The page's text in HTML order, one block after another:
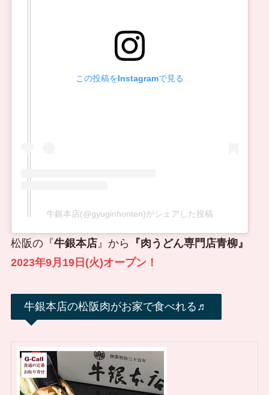
この投稿をInstagramで見る
牛銀本店(@gyuginhonten)がシェアした投稿
松阪の『牛銀本店』から
『肉うどん専門店青柳』
2023年9月19日(火)オープン！
牛銀本店の松阪肉がお家で食べれる♬